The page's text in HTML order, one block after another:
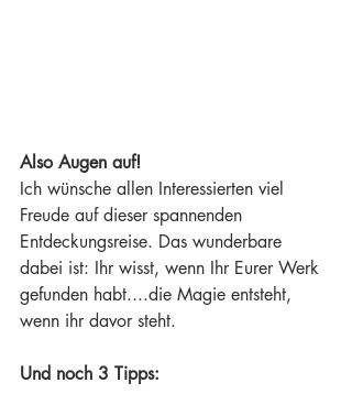
Also Augen auf!
Ich wünsche allen Interessierten viel
Freude auf dieser spannenden
Entdeckungsreise. Das wunderbare
dabei ist: Ihr wisst, wenn Ihr Eurer Werk
gefunden habt....die Magie entsteht,
wenn ihr davor steht.
Und noch 3 Tipps: